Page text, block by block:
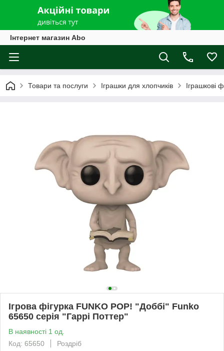
Інтернет магазин Abo
Товари та послуги Іграшки для хлопчиків Іграшкові
Ігрова фігурка FUNKO POP! "Доббі" Funko
65650 серія "Гаррі Поттер"
В наявності 1 од.
Код: 65650
Роздріб